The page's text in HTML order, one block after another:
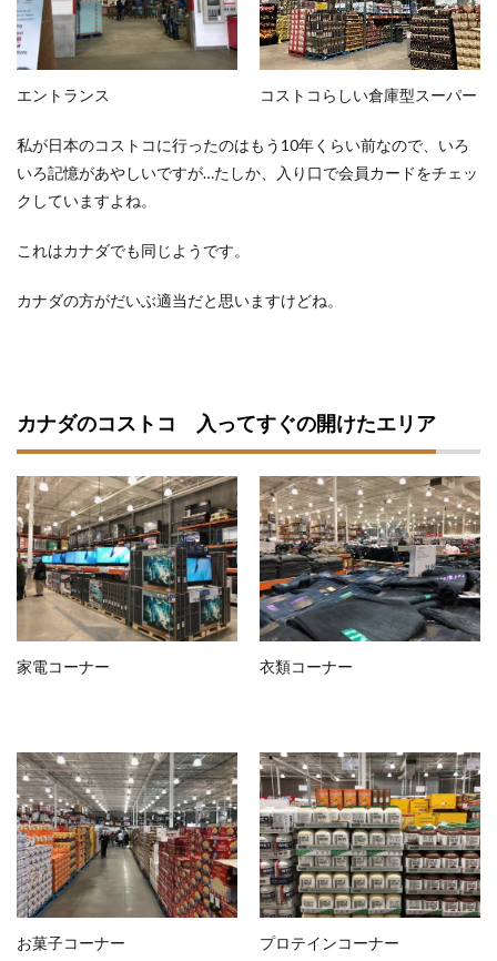
エントランス コストコらしい倉庫型スーパー
私が日本のコストコに行ったのはもう10年くらい前なので、いろ
いろ記憶があやしいですが…たしか、入り口で会員カードをチェッ
クしていますよね。
これはカナダでも同じようです。
カナダの方がだいぶ適当だと思いますけどね。
カナダのコストコ 入ってすぐの開けたエリア
家電コーナー 衣類コーナー
お菓子コーナー プロテインコーナー